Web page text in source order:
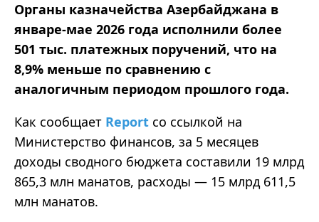
Органы казначейства Азербайджана в
январе-мае 2026 года исполнили более
501 тыс. платежных поручений, что на
8,9% меньше по сравнению с
аналогичным периодом прошлого года.
Как сообщает Report со ссылкой на
Министерство финансов, за 5 месяцев
доходы сводного бюджета составили 19 млрд
865,3 млн манатов, расходы — 15 млрд 611,5
млн манатов.